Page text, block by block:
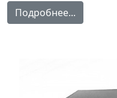
Подробнее...